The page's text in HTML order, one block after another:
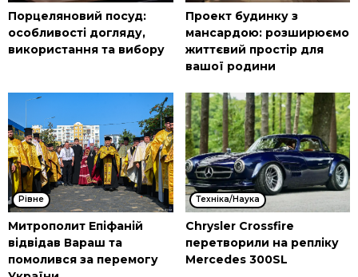
Порцеляновий посуд:
особливості догляду,
використання та вибору
Проект будинку з
мансардою: розширюємо
життєвий простір для
вашої родини
Рівне
Митрополит Епіфаній
відвідав Вараш та
помолився за перемогу
Техніка/Наука
Chrysler Crossfire
перетворили на репліку
Mercedes 300SL